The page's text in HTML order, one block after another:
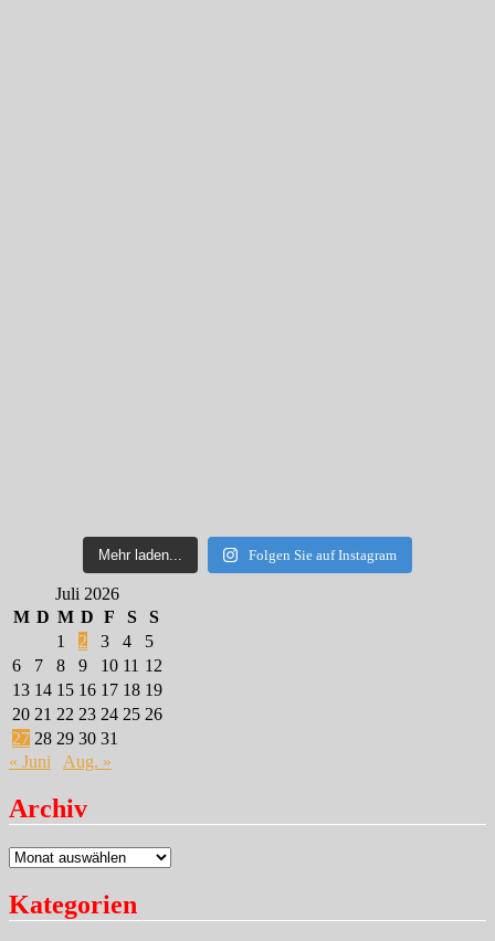
Mehr laden... Folgen Sie auf Instagram
Juli 2026
M D M D F S
S
1
2 3 4
5
6
7 8 9 10 11 12
13 14 15 16 17 18 19
20 21 22 23 24 25 26
27 28 29 30 31
« Juni
Aug. »
Archiv
Archiv
Kategorien